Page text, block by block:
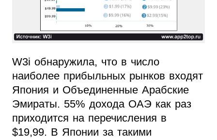
W3i обнаружила, что в число
наиболее прибыльных рынков входят
Япония и Объединенные Арабские
Эмираты. 55% дохода ОАЭ как раз
приходится на перечисления в
$19,99. В Японии за такими